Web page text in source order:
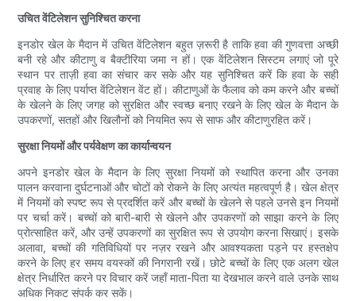
उचित वेंटिलेशन सुनिश्चित करना
इनडोर खेल के मैदान में उचित वेंटिलेशन बहुत ज़रूरी है ताकि हवा की गुणवत्ता अच्छी
बनी रहे और कीटाणु व बैक्टीरिया जमा न हों। एक वेंटिलेशन सिस्टम लगाएं जो पूरे
स्थान पर ताज़ी हवा का संचार कर सके और यह सुनिश्चित करें कि हवा के सही
प्रवाह के लिए पर्याप्त वेंटिलेशन वेंट हों। कीटाणुओं के फैलाव को कम करने और बच्चों
के खेलने के लिए जगह को सुरक्षित और स्वच्छ बनाए रखने के लिए खेल के मैदान के
उपकरणों, सतहों और खिलौनों को नियमित रूप से साफ और कीटाणुरहित करें।
सुरक्षा नियमों और पर्यवेक्षण का कार्यान्वयन
अपने इनडोर खेल के मैदान के लिए सुरक्षा नियमों को स्थापित करना और उनका
पालन करवाना दुर्घटनाओं और चोटों को रोकने के लिए अत्यंत महत्वपूर्ण है। खेल क्षेत्र
में नियमों को स्पष्ट रूप से प्रदर्शित करें और बच्चों के खेलने से पहले उनसे इन नियमों
पर चर्चा करें। बच्चों को बारी-बारी से खेलने और उपकरणों को साझा करने के लिए
प्रोत्साहित करें, और उन्हें उपकरणों का सुरक्षित रूप से उपयोग करना सिखाएं। इसके
अलावा, बच्चों की गतिविधियों पर नज़र रखने और आवश्यकता पड़ने पर हस्तक्षेप
करने के लिए हर समय वयस्कों की निगरानी रखें। छोटे बच्चों के लिए एक अलग खेल
क्षेत्र निर्धारित करने पर विचार करें जहाँ माता-पिता या देखभाल करने वाले उनके साथ
अधिक निकट संपर्क कर सकें।